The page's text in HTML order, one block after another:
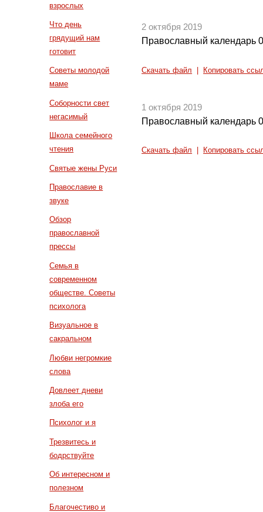
взрослых
Что день
грядущий нам
готовит
Советы молодой
маме
Соборности свет
негасимый
Школа семейного
чтения
Святые жены Руси
Православие в
звуке
Обзор
православной
прессы
Семья в
современном
обществе. Советы
психолога
Визуальное в
сакральном
Любви негромкие
слова
Довлеет дневи
злоба его
Психолог и я
Трезвитесь и
бодрствуйте
Об интересном и
полезном
Благочестиво и
2 октября 2019
Православный календарь
Скачать файл Копировать
1 октября 2019
Православный календарь
Скачать файл Копировать